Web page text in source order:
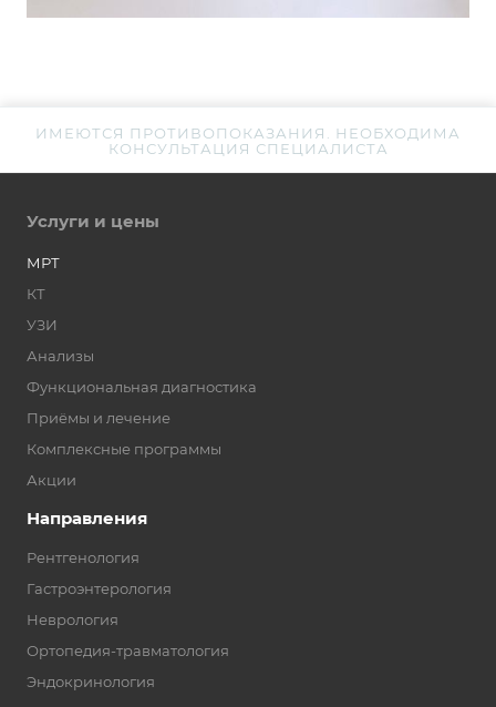
ИМЕЮТСЯ ПРОТИВОПОКАЗАНИЯ. НЕОБХОДИМА
КОНСУЛЬТАЦИЯ СПЕЦИАЛИСТА
Услуги и цены
МРТ
КТ
УЗИ
Анализы
Функциональная диагностика
Приёмы и лечение
Комплексные программы
Акции
Направления
Рентгенология
Гастроэнтерология
Неврология
Ортопедия-травматология
Эндокринология